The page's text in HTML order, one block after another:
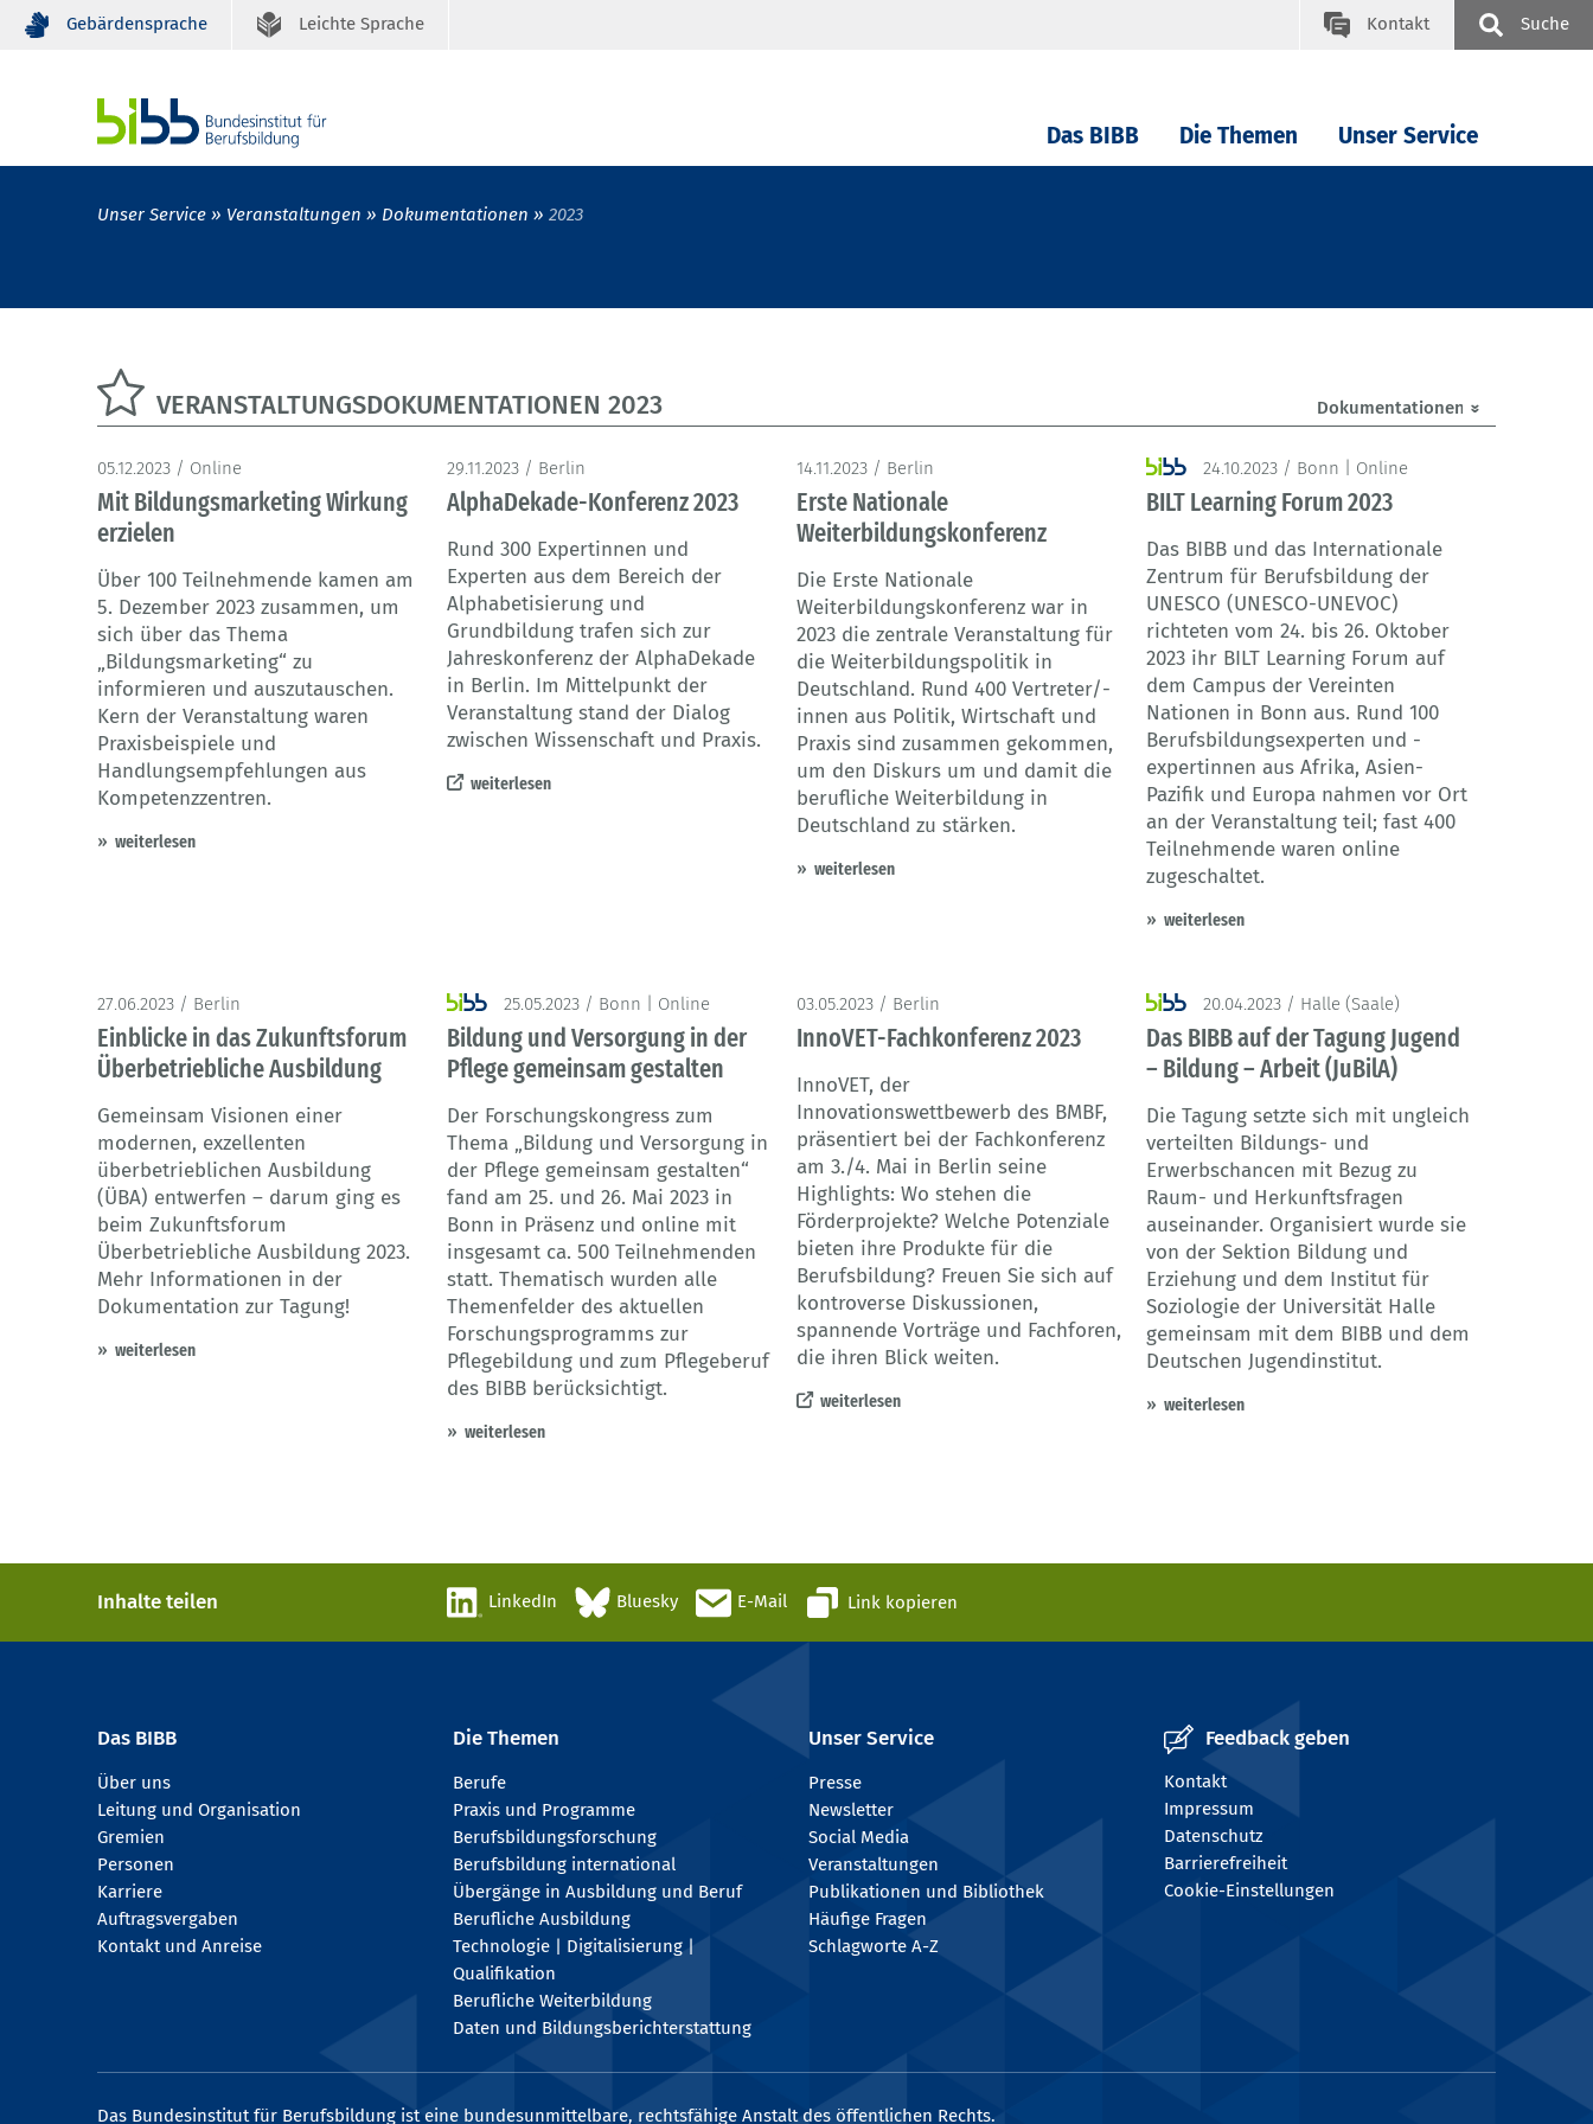
Gebärdensprache Leichte Sprache Kontakt Suche
Das BIBB Die Themen Unser Service
Unser Service Veranstaltungen Dokumentationen 2023
VERANSTALTUNGSDOKUMENTATIONEN 2023
05.12.2023 / Online
Mit Bildungsmarketing Wirkung
erzielen
Über 100 Teilnehmende kamen am
5. Dezember 2023 zusammen, um
sich über das Thema
„Bildungsmarketing“ zu
informieren und auszutauschen.
Kern der Veranstaltung waren
Praxisbeispiele und
Handlungsempfehlungen aus
Kompetenzzentren.
weiterlesen
29.11.2023 / Berlin
AlphaDekade-Konferenz 2023
Rund 300 Expertinnen und
Experten aus dem Bereich der
Alphabetisierung und
Grundbildung trafen sich zur
Jahreskonferenz der AlphaDekade
in Berlin. Im Mittelpunkt der
Veranstaltung stand der Dialog
zwischen Wissenschaft und Praxis.
weiterlesen
14.11.2023 / Berlin
Erste Nationale
Weiterbildungskonferenz
Die Erste Nationale
Weiterbildungskonferenz war in
2023 die zentrale Veranstaltung für
die Weiterbildungspolitik in
Deutschland. Rund 400 Vertreter/-
innen aus Politik, Wirtschaft und
Praxis sind zusammen gekommen,
um den Diskurs um und damit die
berufliche Weiterbildung in
Deutschland zu stärken.
weiterlesen
24.10.2023 / Bonn | Online
BILT Learning Forum 2023
Das BIBB und das Internationale
Zentrum für Berufsbildung der
UNESCO (UNESCO-UNEVOC)
richteten vom 24. bis 26. Oktober
2023 ihr BILT Learning Forum auf
dem Campus der Vereinten
Nationen in Bonn aus. Rund 100
Berufsbildungsexperten und -
expertinnen aus Afrika, Asien-
Pazifik und Europa nahmen vor Ort
an der Veranstaltung teil; fast 400
Teilnehmende waren online
zugeschaltet.
weiterlesen
27.06.2023 / Berlin
Einblicke in das Zukunftsforum
Überbetriebliche Ausbildung
Gemeinsam Visionen einer
modernen, exzellenten
überbetrieblichen Ausbildung
(ÜBA) entwerfen – darum ging es
beim Zukunftsforum
Überbetriebliche Ausbildung 2023.
Mehr Informationen in der
Dokumentation zur Tagung!
weiterlesen
25.05.2023 / Bonn | Online
Bildung und Versorgung in der
Pflege gemeinsam gestalten
Der Forschungskongress zum
Thema „Bildung und Versorgung in
der Pflege gemeinsam gestalten“
fand am 25. und 26. Mai 2023 in
Bonn in Präsenz und online mit
insgesamt ca. 500 Teilnehmenden
statt. Thematisch wurden alle
Themenfelder des aktuellen
Forschungsprogramms zur
Pflegebildung und zum Pflegeberuf
des BIBB berücksichtigt.
weiterlesen
03.05.2023 / Berlin
InnoVET-Fachkonferenz 2023
InnoVET, der
Innovationswettbewerb des BMBF,
präsentiert bei der Fachkonferenz
am 3./4. Mai in Berlin seine
Highlights: Wo stehen die
Förderprojekte? Welche Potenziale
bieten ihre Produkte für die
Berufsbildung? Freuen Sie sich auf
kontroverse Diskussionen,
spannende Vorträge und Fachforen,
die ihren Blick weiten.
weiterlesen
20.04.2023 / Halle (Saale)
Das BIBB auf der Tagung Jugend
– Bildung – Arbeit (JuBilA)
Die Tagung setzte sich mit ungleich
verteilten Bildungs- und
Erwerbschancen mit Bezug zu
Raum- und Herkunftsfragen
auseinander. Organisiert wurde sie
von der Sektion Bildung und
Erziehung und dem Institut für
Soziologie der Universität Halle
gemeinsam mit dem BIBB und dem
Deutschen Jugendinstitut.
weiterlesen
Inhalte teilen LinkedIn Bluesky E-Mail Link kopieren
Das BIBB
Über uns
Leitung und Organisation
Gremien
Personen
Karriere
Auftragsvergaben
Kontakt und Anreise
Die Themen
Berufe
Praxis und Programme
Berufsbildungsforschung
Berufsbildung international
Übergänge in Ausbildung und Beruf
Berufliche Ausbildung
Technologie | Digitalisierung |
Qualifikation
Berufliche Weiterbildung
Daten und Bildungsberichterstattung
Unser Service
Presse
Newsletter
Social Media
Veranstaltungen
Publikationen und Bibliothek
Häufige Fragen
Schlagworte A-Z
Feedback geben
Kontakt
Impressum
Datenschutz
Barrierefreiheit
Cookie-Einstellungen
Das Bundesinstitut für Berufsbildung ist eine bundesunmittelbare, rechtsfähige Anstalt des öffentlichen Rechts.